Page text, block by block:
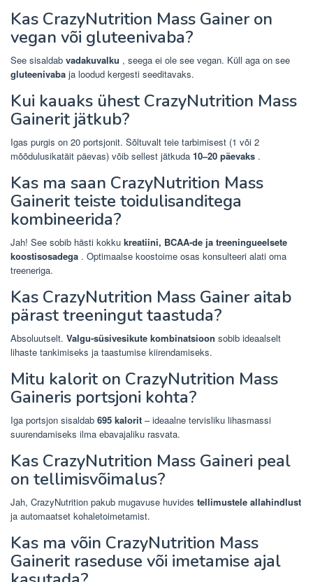
Kas CrazyNutrition Mass Gainer on
vegan või gluteenivaba?
See sisaldab vadakuvalku , seega ei ole see vegan. Küll aga on see
gluteenivaba ja loodud kergesti seeditavaks.
Kui kauaks ühest CrazyNutrition Mass
Gainerit jätkub?
Igas purgis on 20 portsjonit. Sõltuvalt teie tarbimisest (1 või 2
mõõdulusikatäit päevas) võib sellest jätkuda 10–20 päevaks .
Kas ma saan CrazyNutrition Mass
Gainerit teiste toidulisanditega
kombineerida?
Jah! See sobib hästi kokku kreatiini, BCAA-de ja treeningueelsete
koostisosadega . Optimaalse koostoime osas konsulteeri alati oma
treeneriga.
Kas CrazyNutrition Mass Gainer aitab
pärast treeningut taastuda?
Absoluutselt. Valgu-süsivesikute kombinatsioon sobib ideaalselt
lihaste tankimiseks ja taastumise kiirendamiseks.
Mitu kalorit on CrazyNutrition Mass
Gaineris portsjoni kohta?
Iga portsjon sisaldab 695 kalorit – ideaalne tervisliku lihasmassi
suurendamiseks ilma ebavajaliku rasvata.
Kas CrazyNutrition Mass Gaineri peal
on tellimisvõimalus?
Jah, CrazyNutrition pakub mugavuse huvides tellimustele allahindlust
ja automaatset kohaletoimetamist.
Kas ma võin CrazyNutrition Mass
Gainerit raseduse või imetamise ajal